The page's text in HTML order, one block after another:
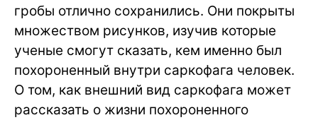
гробы отлично сохранились. Они покрыты
множеством рисунков, изучив которые
ученые смогут сказать, кем именно был
похороненный внутри саркофага человек.
О том, как внешний вид саркофага может
рассказать о жизни похороненного